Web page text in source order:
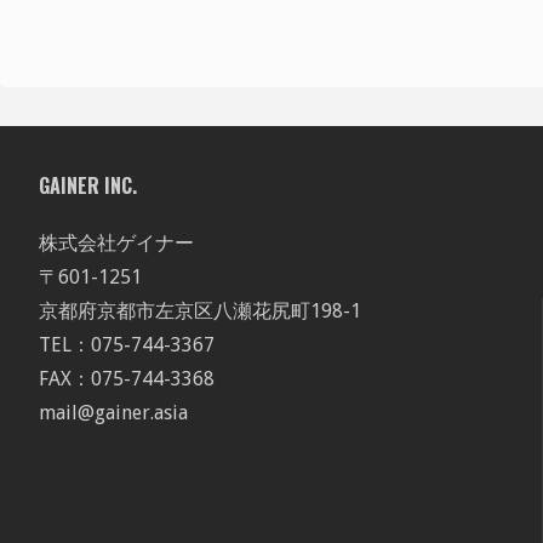
GAINER INC.
株式会社ゲイナー
〒601-1251
京都府京都市左京区八瀬花尻町198-1
TEL：075-744-3367
FAX：075-744-3368
mail@gainer.asia